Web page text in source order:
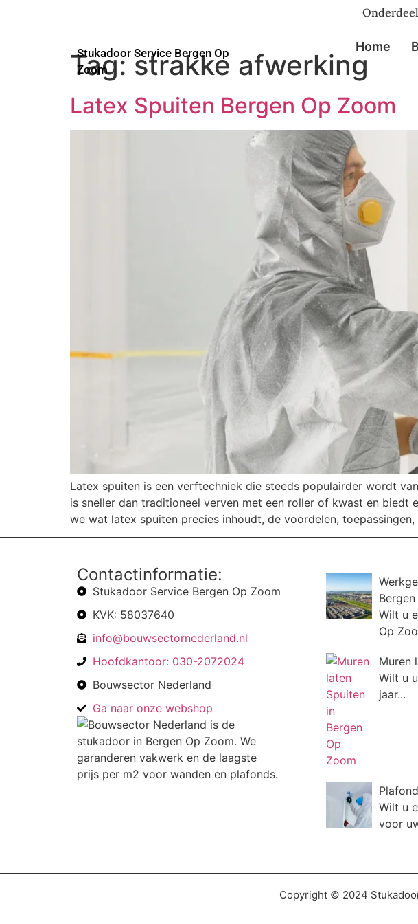
Stukadoor Service Bergen Op
Zoom
Home
Tag:strakke afwerking
Latex Spuiten Bergen Op Zoom
Latex spuiten is een verftechniek die steeds populairder wordt
is sneller dan traditioneel verven met een roller of kwast en
we wat latex spuiten precies inhoudt, de voordelen,
Contactinformatie:
Stukadoor Service Bergen Op Zoom
KVK: 58037640
info@bouwsectornederland.nl
Hoofdkantoor: 030-2072024
Bouwsector Nederland
Ga naar onze webshop
Wilt u
Op
Muren
Wilt u
jaar...
Wilt u
voor
Copyright © 2024